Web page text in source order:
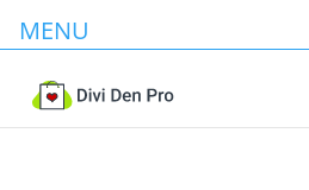
MENU